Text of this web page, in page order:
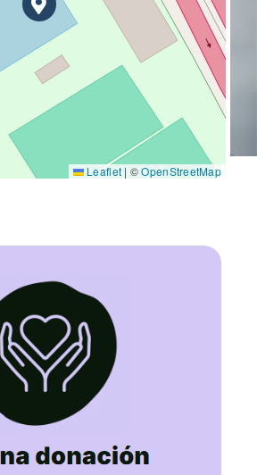
Leaflet | ©OpenStreetMap